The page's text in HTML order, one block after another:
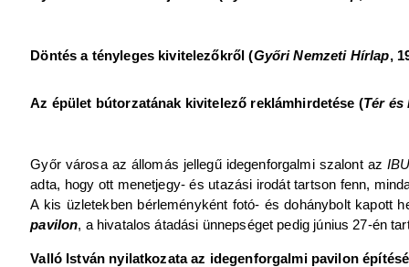
Döntés a tényleges kivitelezőkről (Győri Nemzeti Hírlap,
Az épület bútorzatának kivitelező reklámhirdetése (Tér és
Győr városa az állomás jellegű idegenforgalmi szalont az
adta, hogy ott menetjegy- és utazási irodát tartson fenn,
A kis üzletekben bérleményként fotó- és dohánybolt kapott
pavilon, a hivatalos átadási ünnepséget pedig június 27-én
Valló István nyilatkozata az idegenforgalmi pavilon